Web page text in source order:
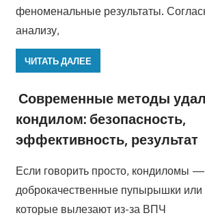
феноменальные результаты.
анализу,
ЧИТАТЬ ДАЛЕЕ
Современные методы
кондилом: безопасность,
эффективность, результат
Если говорить просто, кондиломы —
доброкачественные пупырышки или
которые вылезают из-за ВПЧ